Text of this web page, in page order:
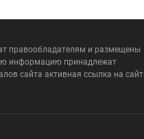
правообладателям и размещены
информацию принадлежат
сайта активная ссылка на сайт